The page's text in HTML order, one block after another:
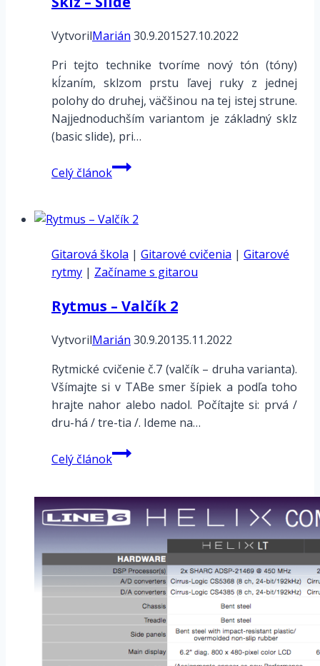
VytvorilMarián 30.9.201527.10.2022
Pri tejto technike tvoríme nový tón (tóny)
kĺzaním, sklzom prstu ľavej ruky z jednej
polohy do druhej, väčšinou na tej istej strune.
Najjednoduchším variantom je základný sklz
(basic slide), pri…
Celý článokSklz
–
Gitarová škola | Gitarové cvičenia | Gitarové
rytmy | Začíname s gitarou
Rytmus – Valčík 2
VytvorilMarián 30.9.20135.11.2022
Rytmické cvičenie č.7 (valčík – druha varianta).
Všímajte si v TABe smer šípiek a podľa toho
hrajte nahor alebo nadol. Počítajte si: prvá /
dru-há / tre-tia /. Ideme na…
Celý článokRytmus
–
2